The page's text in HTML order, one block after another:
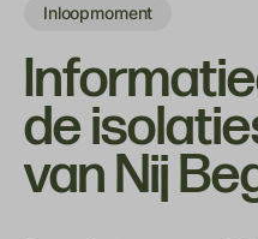
Inloopmoment
de
van Nij